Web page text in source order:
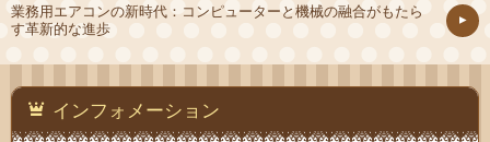
業務用エアコンの新時代：コンピューターと機械の融合がもたら
す革新的な進歩
インフォメーション